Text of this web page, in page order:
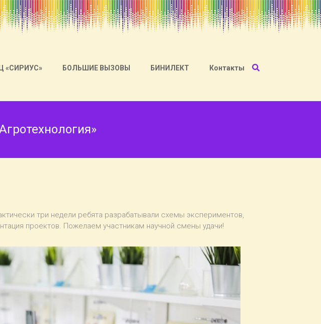
«СИРИУС» БОЛЬШИЕ ВЫЗОВЫ БИНИЛЕКТ Контакты
три недели ребята разрабатывали схемы экспериментов,
проектов. Пожелаем участникам научной смены удачи!